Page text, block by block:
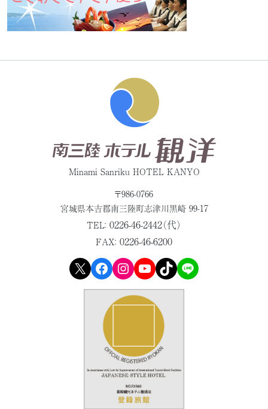
Minami Sanriku HOTEL KANYO
〒986-0766
宮城県本吉郡南三陸町志津川黒崎 99-17
TEL： 0226-46-2442（代）
FAX： 0226-46-6200
X Facebook Instagram YouTube TikTok LINE